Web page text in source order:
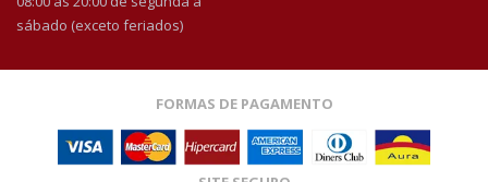
sábado (exceto feriados)
FORMAS DE PAGAMENTO